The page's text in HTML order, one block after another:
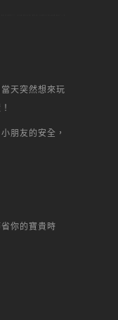
天突然想來玩
朋友的安全，
你的寶貴時